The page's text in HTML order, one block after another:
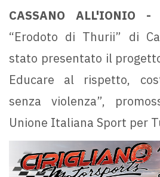
CASSANO ALL'IONIO -
“Erodoto di Thurii” di
stato presentato il
Educare al rispetto,
senza violenza”,
Unione Italiana Sport per